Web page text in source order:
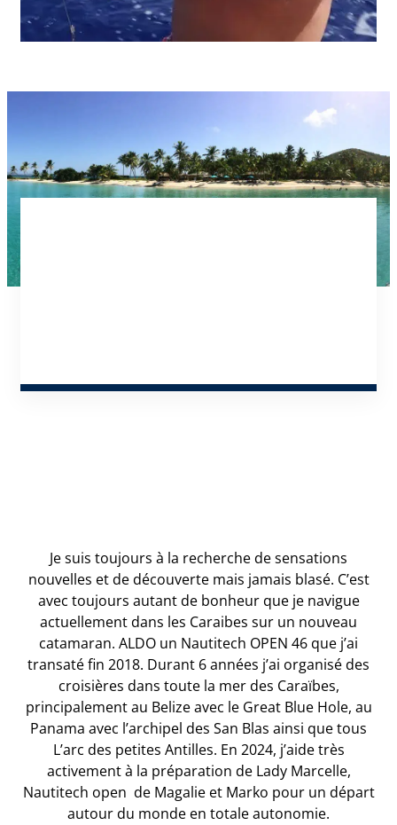
Je suis toujours à la recherche de sensations
nouvelles et de découverte mais jamais blasé. C’est
avec toujours autant de bonheur que je navigue
actuellement dans les Caraibes sur un nouveau
catamaran. ALDO un Nautitech OPEN 46 que j’ai
transaté fin 2018. Durant 6 années j’ai organisé des
croisières dans toute la mer des Caraïbes,
principalement au Belize avec le Great Blue Hole, au
Panama avec l’archipel des San Blas ainsi que tous
L’arc des petites Antilles. En 2024, j’aide très
activement à la préparation de Lady Marcelle,
Nautitech open de Magalie et Marko pour un départ
autour du monde en totale autonomie.